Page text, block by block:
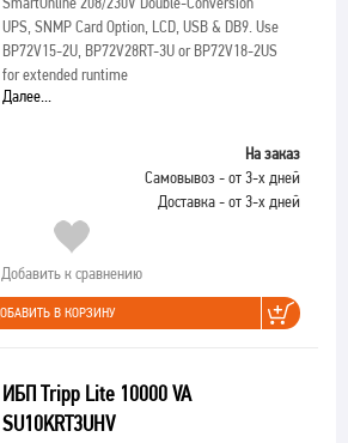
UPS, SNMP Card Option, LCD, USB & DB9. Use
BP72V15-2U, BP72V28RT-3U or BP72V18-2US
for extended runtime
Далее...
На заказ
Самовывоз - от 3-х дней
Доставка - от 3-х дней
Добавить к сравнению
В КОРЗИНУ
ИБП Tripp Lite 10000 VA
SU10KRT3UHV